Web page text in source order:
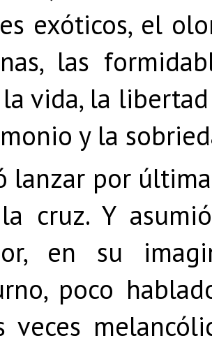
exóticos, el
las
la vida, la
y la
lanzar por
cruz. Y
en su
poco
veces